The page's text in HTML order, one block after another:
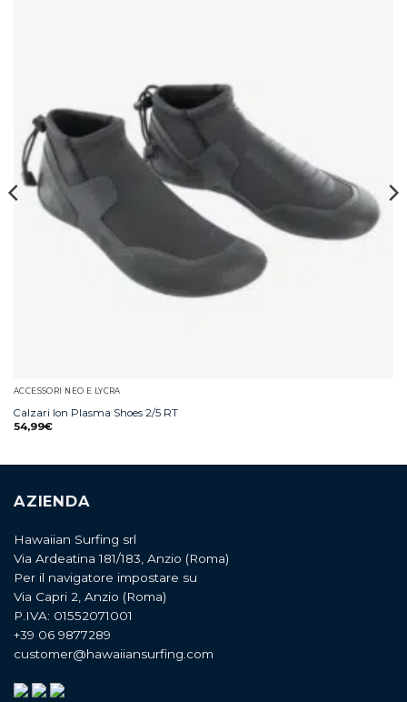
ACCESSORI NEO E LYCRA
Calzari Ion Plasma Shoes 2/5 RT
54,99€
AZIENDA
Hawaiian Surfing srl
Via Ardeatina 181/183, Anzio (Roma)
Per il navigatore impostare su
Via Capri 2, Anzio (Roma)
P.IVA: 01552071001
+39 06 9877289
customer@hawaiiansurfing.com